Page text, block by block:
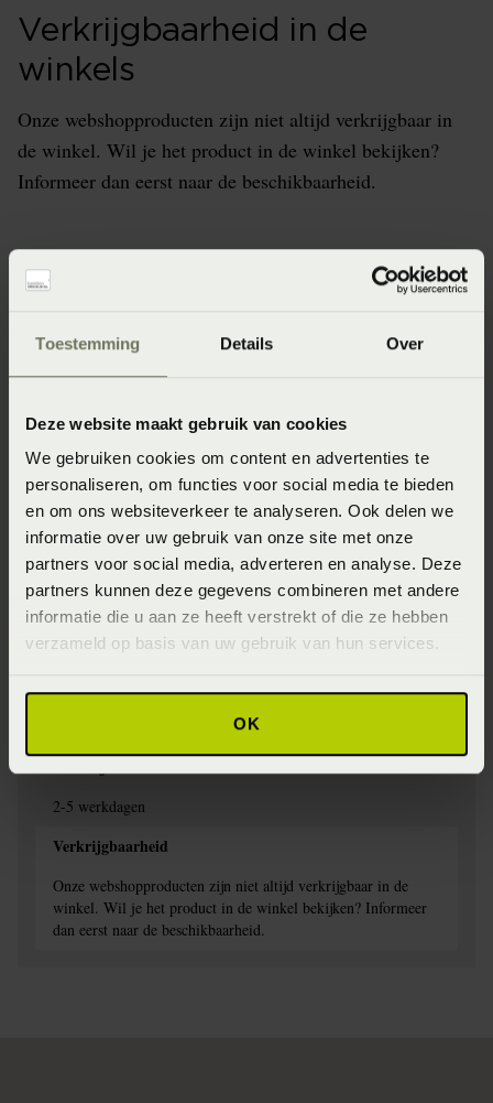
Toestemming Details Over
Deze website maakt gebruik van cookies
We gebruiken cookies om content en advertenties te
personaliseren, om functies voor social media te bieden
en om ons websiteverkeer te analyseren. Ook delen we
informatie over uw gebruik van onze site met onze
partners voor social media, adverteren en analyse. Deze
partners kunnen deze gegevens combineren met andere
informatie die u aan ze heeft verstrekt of die ze hebben
verzameld op basis van uw gebruik van hun services.
OK
Verkrijgbaarheid in de
winkels
Onze webshopproducten zijn niet altijd verkrijgbaar in
de winkel. Wil je het product in de winkel bekijken?
Informeer dan eerst naar de beschikbaarheid.
Materiaal
Jersey
Specifiek materiaal
97% Katoen, 3% elestan
Afwerking
Elastiek rondom
Wasinstructie
2-5 werkdagen
Verkrijgbaarheid
Onze webshopproducten zijn niet altijd verkrijgbaar in de
winkel. Wil je het product in de winkel bekijken? Informeer
dan eerst naar de beschikbaarheid.